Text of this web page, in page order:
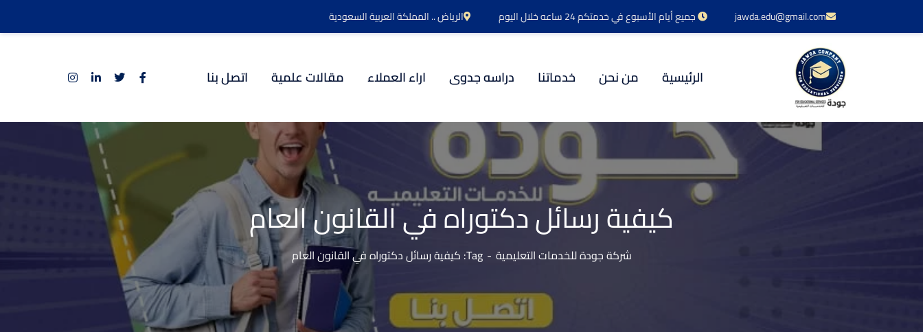
jawda.edu@gmail.com جميع أيام الأسبوع في خدمتكم 24 ساعه خلال اليوم الرياض .. المملكة العربية السعودية
الرئيسية من نحن خدماتنا دراسه جدوى اراء العملاء مقالات علمية اتصل بنا
كيفية رسائل دكتوراه في القانون العام
شركة جودة للخدمات التعليمية Tag: كيفية رسائل دكتوراه في القانون العام